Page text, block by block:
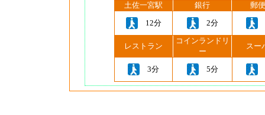
土佐一宮駅 銀行
郵
12分
2分
レストラン
コインランドリ
ー
スー
3分 5分